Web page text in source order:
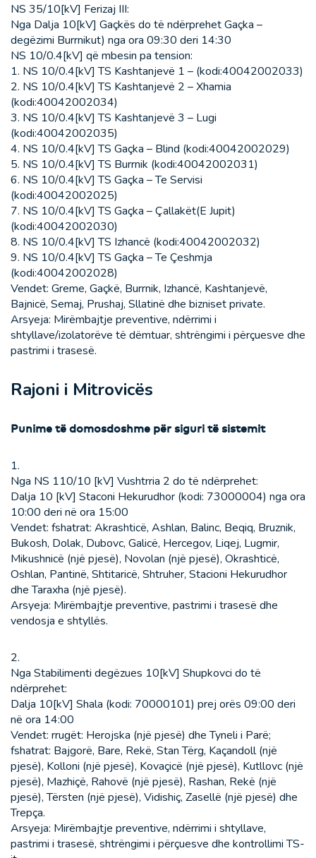
NS 35/10[kV] Ferizaj III:
Nga Dalja 10[kV] Gaçkës do të ndërprehet Gaçka –
degëzimi Burrnikut) nga ora 09:30 deri 14:30
NS 10/0.4[kV] që mbesin pa tension:
1. NS 10/0.4[kV] TS Kashtanjevë 1 – (kodi:40042002033)
2. NS 10/0.4[kV] TS Kashtanjevë 2 – Xhamia
(kodi:40042002034)
3. NS 10/0.4[kV] TS Kashtanjevë 3 – Lugi
(kodi:40042002035)
4. NS 10/0.4[kV] TS Gaçka – Blind (kodi:40042002029)
5. NS 10/0.4[kV] TS Burrnik (kodi:40042002031)
6. NS 10/0.4[kV] TS Gaçka – Te Servisi
(kodi:40042002025)
7. NS 10/0.4[kV] TS Gaçka – Çallakët(E Jupit)
(kodi:40042002030)
8. NS 10/0.4[kV] TS Izhancë (kodi:40042002032)
9. NS 10/0.4[kV] TS Gaçka – Te Çeshmja
(kodi:40042002028)
Vendet: Greme, Gaçkë, Burrnik, Izhancë, Kashtanjevë,
Bajnicë, Semaj, Prushaj, Sllatinë dhe bizniset private.
Arsyeja: Mirëmbajtje preventive, ndërrimi i
shtyllave/izolatorëve të dëmtuar, shtrëngimi i përçuesve dhe
pastrimi i trasesë.
Rajoni i Mitrovicës
Punime të domosdoshme për siguri të sistemit
1.
Nga NS 110/10 [kV] Vushtrria 2 do të ndërprehet:
Dalja 10 [kV] Staconi Hekurudhor (kodi: 73000004) nga ora
10:00 deri në ora 15:00
Vendet: fshatrat: Akrashticë, Ashlan, Balinc, Beqiq, Bruznik,
Bukosh, Dolak, Dubovc, Galicë, Hercegov, Liqej, Lugmir,
Mikushnicë (një pjesë), Novolan (një pjesë), Okrashticë,
Oshlan, Pantinë, Shtitaricë, Shtruher, Stacioni Hekurudhor
dhe Taraxha (një pjesë).
Arsyeja: Mirëmbajtje preventive, pastrimi i trasesë dhe
vendosja e shtyllës.
2.
Nga Stabilimenti degëzues 10[kV] Shupkovci do të
ndërprehet:
Dalja 10[kV] Shala (kodi: 70000101) prej orës 09:00 deri
në ora 14:00
Vendet: rrugët: Herojska (një pjesë) dhe Tyneli i Parë;
fshatrat: Bajgorë, Bare, Rekë, Stan Tërg, Kaçandoll (një
pjesë), Kolloni (një pjesë), Kovaçicë (një pjesë), Kutllovc (një
pjesë), Mazhiçë, Rahovë (një pjesë), Rashan, Rekë (një
pjesë), Tërsten (një pjesë), Vidishiç, Zasellë (një pjesë) dhe
Trepça.
Arsyeja: Mirëmbajtje preventive, ndërrimi i shtyllave,
pastrimi i trasesë, shtrëngimi i përçuesve dhe kontrollimi TS-